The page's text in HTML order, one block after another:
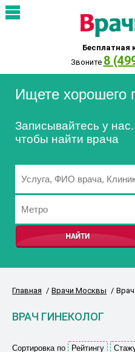
Бесплатная
Звоните 8
Ищете хорошего
Записывайтесь у
чтобы найти врача
Главная Врачи Москвы Врач
ВРАЧ ГИНЕКОЛОГ
Сортировка по Рейтингу